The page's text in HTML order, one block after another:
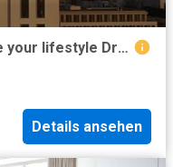
Sachsenhausen 8065917 – Live your lifestyle Dream… in the Henninger Tower
Details ansehen